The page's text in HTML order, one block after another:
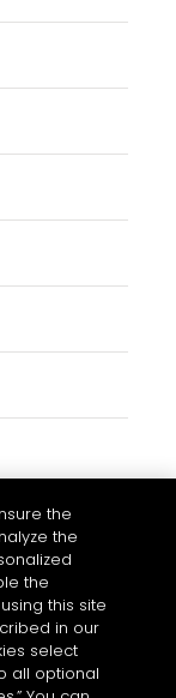
the
the
the
this site
in our
select
all optional